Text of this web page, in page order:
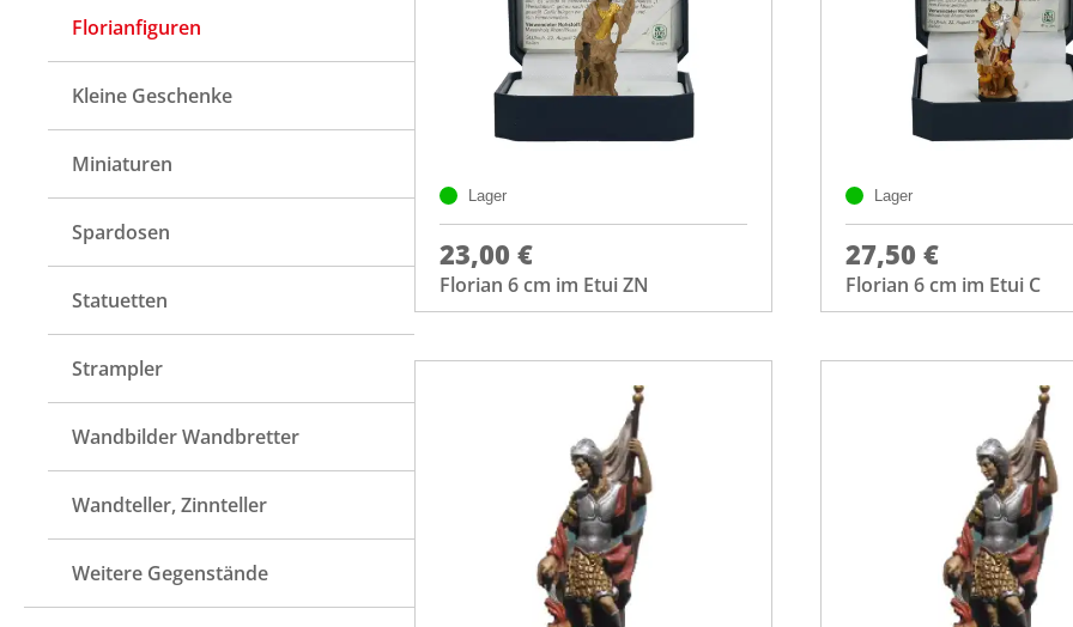
Florianfiguren
Kleine Geschenke
Miniaturen
Spardosen
Statuetten
Strampler
Wandbilder Wandbretter
Wandteller, Zinnteller
Weitere Gegenstände
Lager
23,00 €
Florian 6 cm im Etui ZN
Lager
27,50 €
Florian 6 cm im Etui C